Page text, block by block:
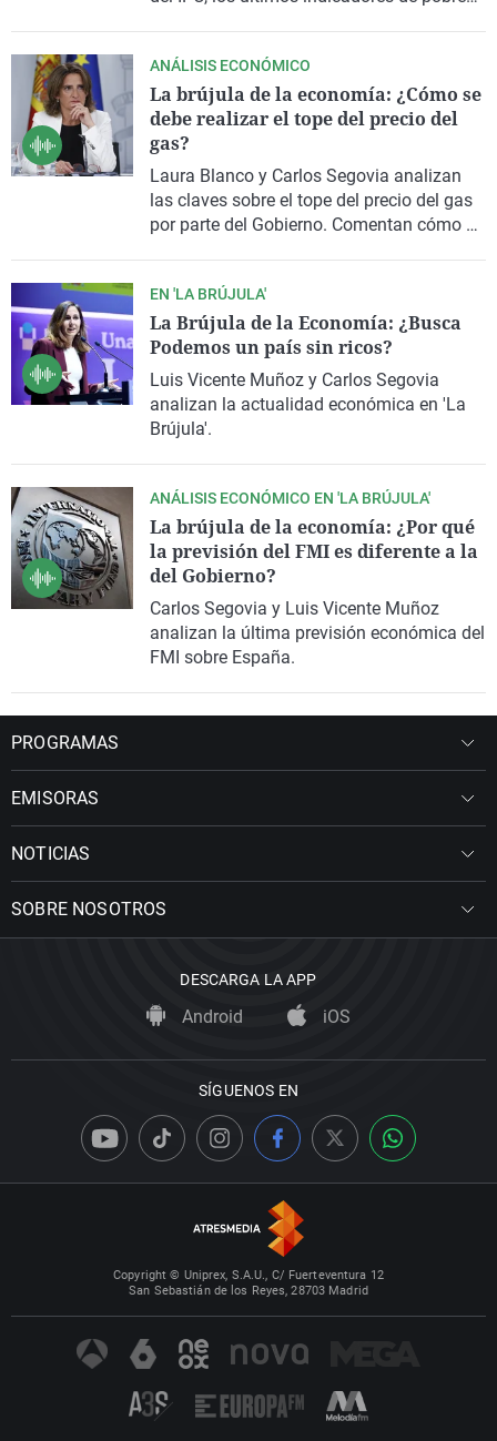
carburantes.
ANÁLISIS ECONÓMICO
La brújula de la economía: ¿Cómo se
debe realizar el tope del precio del
gas?
Laura Blanco y Carlos Segovia analizan
las claves sobre el tope del precio del gas
por parte del Gobierno. Comentan cómo se
Por otro lado, hablan de las
recomendaciones de la CEOE sobre la
negociación salarial. Por último, de la
mano de Celia Ferrero, Vicepresidente de
ATA, respondemos a todas las dudas de
los autónomos de nuestro país.
EN 'LA BRÚJULA'
La Brújula de la Economía: ¿Busca
Podemos un país sin ricos?
Luis Vicente Muñoz y Carlos Segovia
analizan la actualidad económica en 'La
Brújula'.
ANÁLISIS ECONÓMICO EN 'LA BRÚJULA'
La brújula de la economía: ¿Por qué
la previsión del FMI es diferente a la
del Gobierno?
Carlos Segovia y Luis Vicente Muñoz
analizan la última previsión económica del
FMI sobre España.
PROGRAMAS
EMISORAS
NOTICIAS
SOBRE NOSOTROS
DESCARGA LA APP
Android iOS
SÍGUENOS EN
Copyright © Uniprex, S.A.U., C/ Fuerteventura 12
San Sebastián de los Reyes, 28703 Madrid